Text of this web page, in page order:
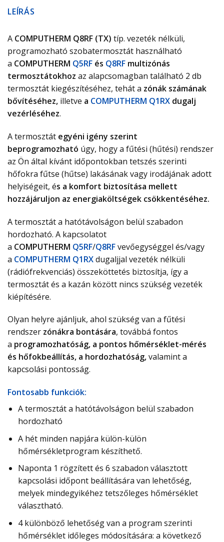
LEÍRÁS
A COMPUTHERM Q8RF (TX) típ. vezeték nélküli,
programozható szobatermosztát használható
a COMPUTHERM Q5RF és Q8RF multizónás
termosztátokhoz az alapcsomagban található 2 db
termosztát kiegészítéséhez, tehát a zónák számának
bővítéséhez, illetve a COMPUTHERM Q1RX dugalj
vezérléséhez.
A termosztát egyéni igény szerint
beprogramozható úgy, hogy a fűtési (hűtési) rendszer
az Ön által kívánt időpontokban tetszés szerinti
hőfokra fűtse (hűtse) lakásának vagy irodájának adott
helyiségeit, és a komfort biztosítása mellett
hozzájáruljon az energiaköltségek csökkentéséhez.
A termosztát a hatótávolságon belül szabadon
hordozható. A kapcsolatot
a COMPUTHERM Q5RF/Q8RFvevőegységgel és/vagy
a COMPUTHERM Q1RXdugaljjal vezeték nélküli
(rádiófrekvenciás) összeköttetés biztosítja, így a
termosztát és a kazán között nincs szükség vezeték
kiépítésére.
Olyan helyre ajánljuk, ahol szükség van a fűtési
rendszer zónákra bontására, továbbá fontos
a programozhatóság, a pontos hőmérséklet-mérés
és hőfokbeállítás, a hordozhatóság,valamint a
kapcsolási pontosság.
Fontosabb funkciók:
A termosztát a hatótávolságon belül szabadon
hordozható
A hét minden napjára külön-külön
hőmérsékletprogram készíthető.
Naponta 1 rögzített és 6 szabadon választott
kapcsolási időpont beállítására van lehetőség,
melyek mindegyikéhez tetszőleges hőmérséklet
választható.
4 különböző lehetőség van a program szerinti
hőmérséklet időleges módosítására: a következő